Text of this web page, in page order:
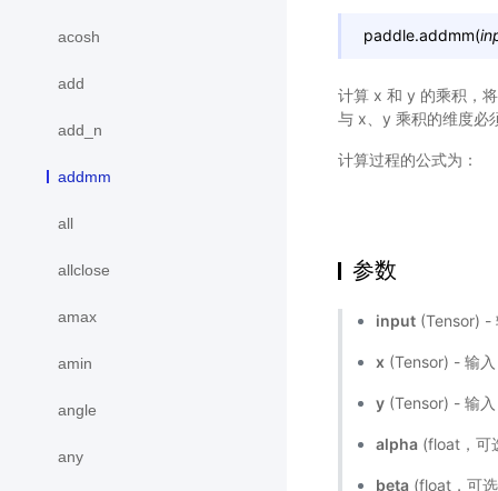
acosh
add
add_n
addmm
all
allclose
amax
amin
angle
any
paddle.addmm(
计算 x 和 y 的乘积，
与 x、y 乘积的维度必
计算过程的公式为：
参数
input (Tensor) -
x (Tensor) - 输
y (Tensor) - 输
alpha (float，可
beta (float，可